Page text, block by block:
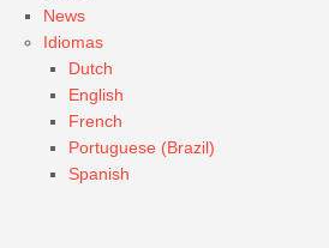
News
Idiomas
Dutch
English
French
Portuguese (Brazil)
Spanish